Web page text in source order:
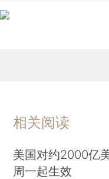
相关阅读
美国对约2000亿
周一起生效